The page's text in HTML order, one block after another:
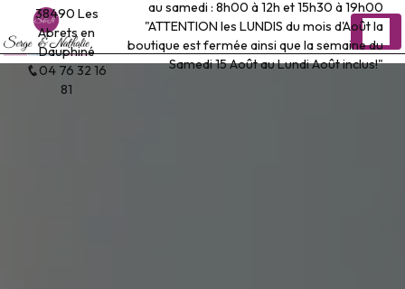
38490 Les
Abrets en
Dauphiné
04 76 32 16
81
au samedi : 8h00 à 12h et 15h30 à 19h00
"ATTENTION les LUNDIS du mois d'Août la
boutique est fermée ainsi que la semaine du
Samedi 15 Août au Lundi Août inclus!"
Panneau de gestion des cookies